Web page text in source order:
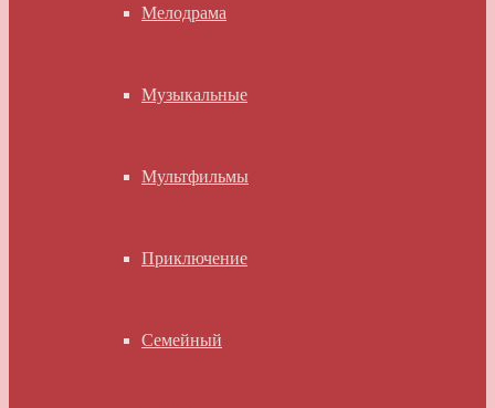
Мелодрама
Музыкальные
Мультфильмы
Приключение
Семейный